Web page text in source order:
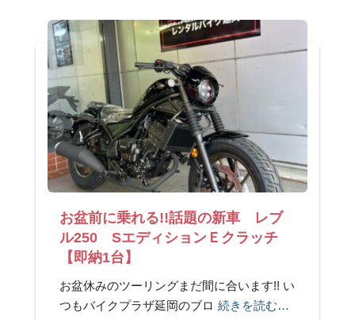
お盆前に乗れる!!話題の新車 レブ
ル250 SエディションＥクラッチ
【即納1台】
お盆休みのツーリングまだ間に合います!! い
つもバイクプラザ延岡のブロ 続きを読む…